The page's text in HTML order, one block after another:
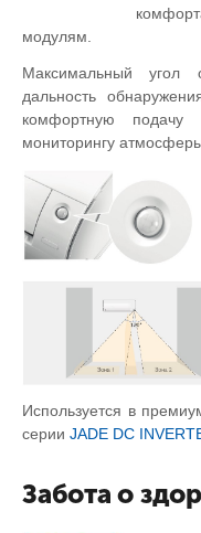
модулям.
Максимальный угол
дальность
комфортную подачу
мониторингу
Используется в
серии JADE DC
Забота о